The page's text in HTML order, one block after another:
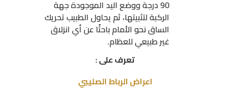
90 درجة ووضع اليد الموجودة جهة
الركبة لتثبيتها، ثم يحاول الطبيب تحريك
الساق نحو الأمام باحثًا عن أي انزلاق
غير طبيعي للعظام.
تعرف على :
اعراض الرباط الصليبي